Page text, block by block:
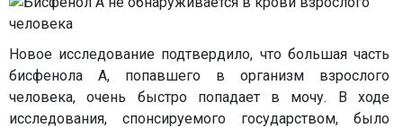
Новое исследование подтвердило, что большая часть
бисфенола А, попавшего в организм взрослого
человека, очень быстро попадает в мочу. В ходе
исследования, спонсируемого государством, было